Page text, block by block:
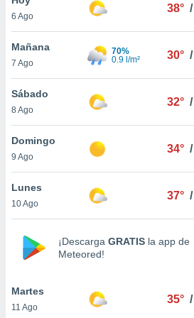
en
más
nuestra
de
aceptar
de
6 Ago
38° /
Mañana
7 Ago
70%
0.9 l/m²
30° /
Sábado
8 Ago
32° /
Domingo
9 Ago
34° /
Lunes
10 Ago
37° /
¡Descarga GRATIS la app de
Meteored!
Martes
11 Ago
35° /